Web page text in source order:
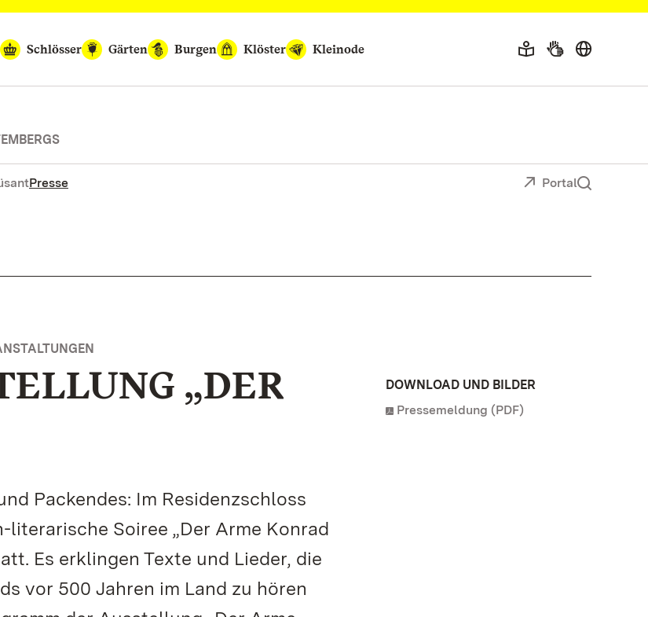
Schlösser
Gärten Burgen Klöster Kleinode
Presse Portal
„DER
Packendes: Im Residenzschloss
Soiree „Der Arme Konrad
Es erklingen Texte und Lieder, die
vor 500 Jahren im Land zu hören
DOWNLOAD UND BILDER
Pressemeldung (PDF)